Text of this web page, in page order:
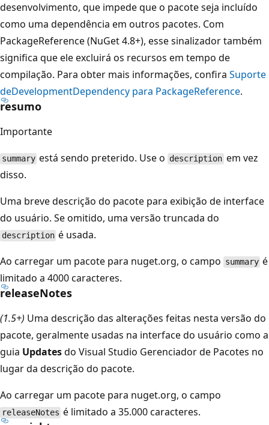
desenvolvimento, que impede que o pacote seja incluído
como uma dependência em outros pacotes. Com
PackageReference (NuGet 4.8+), esse sinalizador também
significa que ele excluirá os recursos em tempo de
compilação. Para obter mais informações, confira Suporte
deDevelopmentDependency para PackageReference.
resumo
Importante
summary está sendo preterido. Use o description em vez
disso.
Uma breve descrição do pacote para exibição de interface
do usuário. Se omitido, uma versão truncada do
description é usada.
Ao carregar um pacote para nuget.org, o campo summary é
limitado a 4000 caracteres.
releaseNotes
(1.5+) Uma descrição das alterações feitas nesta versão do
pacote, geralmente usadas na interface do usuário como a
guia Updatesdo Visual Studio Gerenciador de Pacotes no
lugar da descrição do pacote.
Ao carregar um pacote para nuget.org, o campo
releaseNotes é limitado a 35.000 caracteres.